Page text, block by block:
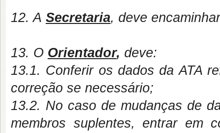
12. A Secretaria, deve
13. O Orientador, deve:
13.1. Conferir os dados da ATA
correção se necessário;
13.2. No caso de mudanças de
membros suplentes, entrar em